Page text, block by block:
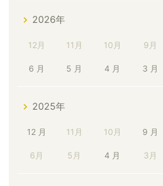
2026年
12月 11月 10月 9月
6 月 5 月 4 月 3 月
2025年
12 月 11月 10月 9 月
6月 5月 4 月 3月